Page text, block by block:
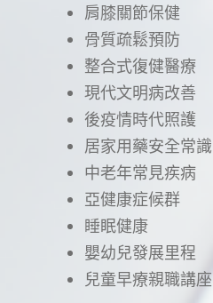
肩膝關節保健
骨質疏鬆預防
整合式復健醫療
現代文明病改善
後疫情時代照護
居家用藥安全常識
中老年常見疾病
亞健康症候群
睡眠健康
嬰幼兒發展里程
兒童早療親職講座